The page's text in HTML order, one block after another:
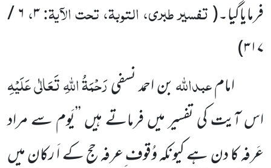
فرمایاگیا۔(تفسیر طبری، التوبۃ، تحت الآیۃ:۳، ۶ /
۳۱۷)
امامعبداللہبن احمد نسفیرَحْمَۃُ اللہِ تَعَالٰی عَلَیْہِ
اس آیت کی تفسیر میں فرماتے ہیں ’’یَوم سے مراد
عَرفہ کا دن ہے کیونکہ وُقوف ِعرفہ حج کے اَ رکان میں